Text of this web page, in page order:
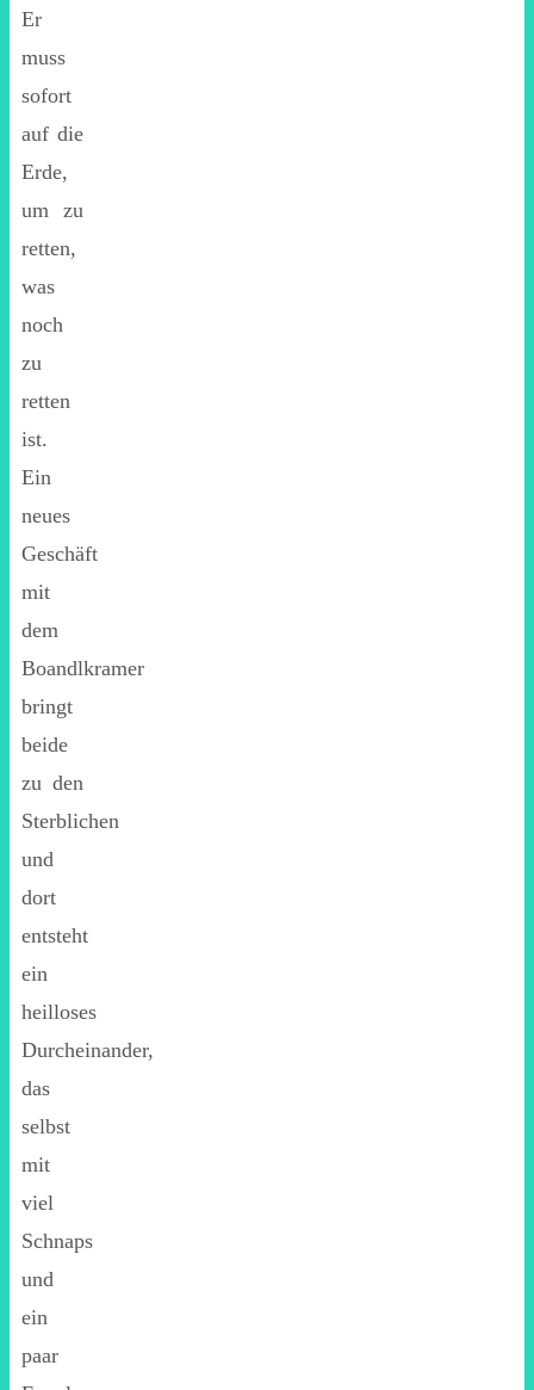
Er
muss
sofort
auf die
Erde,
um zu
retten,
was
noch
zu
retten
ist.
Ein
neues
Geschäft
mit
dem
Boandlkramer
bringt
beide
zu den
Sterblichen
und
dort
entsteht
ein
heilloses
Durcheinander,
das
selbst
mit
viel
Schnaps
und
ein
paar